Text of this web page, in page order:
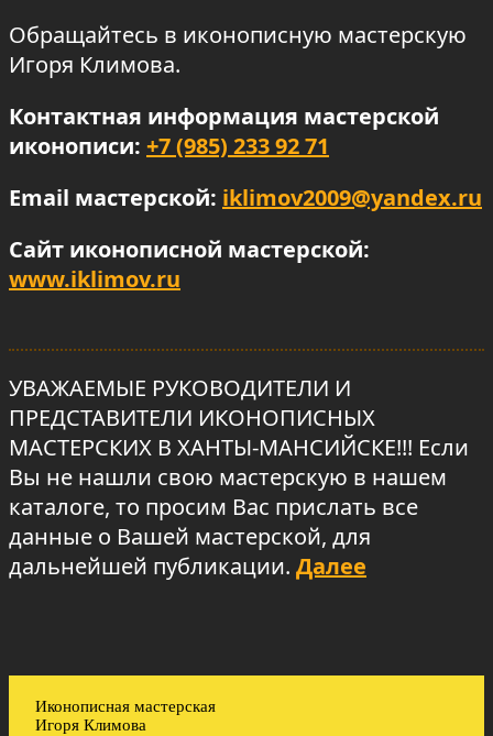
Обращайтесь в иконописную мастерскую
Игоря Климова.
Контактная информация мастерской
иконописи: +7 (985) 233 92 71
Email мастерской: iklimov2009@yandex.ru
Сайт иконописной мастерской:
www.iklimov.ru
УВАЖАЕМЫЕ РУКОВОДИТЕЛИ И
ПРЕДСТАВИТЕЛИ ИКОНОПИСНЫХ
МАСТЕРСКИХ В ХАНТЫ-МАНСИЙСКЕ!!! Если
Вы не нашли свою мастерскую в нашем
каталоге, то просим Вас прислать все
данные о Вашей мастерской, для
дальнейшей публикации. Далее
Иконописная мастерская
Игоря Климова